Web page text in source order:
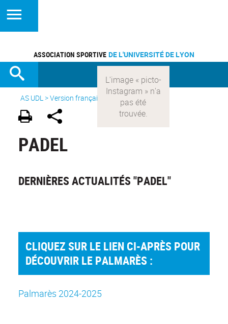
ASSOCIATION SPORTIVE DE L'UNIVERSITÉ DE LYON
AS UDL>Version française > Les sports >
PADEL
DERNIÈRES ACTUALITÉS "PADEL"
CLIQUEZ SUR LE LIEN CI-APRÈS POUR
DÉCOUVRIR LE PALMARÈS :
Palmarès 2024-2025